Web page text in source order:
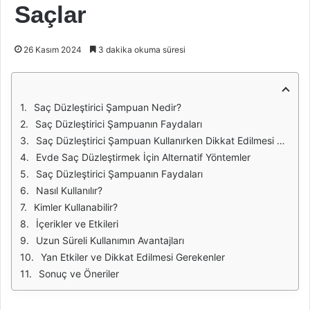
Saçlar
26 Kasım 2024 3 dakika okuma süresi
Saç Düzleştirici Şampuan Nedir?
Saç Düzleştirici Şampuanın Faydaları
Saç Düzleştirici Şampuan Kullanırken Dikkat Edilmesi Gerekenler
Evde Saç Düzleştirmek İçin Alternatif Yöntemler
Saç Düzleştirici Şampuanın Faydaları
Nasıl Kullanılır?
Kimler Kullanabilir?
İçerikler ve Etkileri
Uzun Süreli Kullanımın Avantajları
Yan Etkiler ve Dikkat Edilmesi Gerekenler
Sonuç ve Öneriler